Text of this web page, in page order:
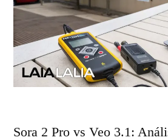
Sora 2 Pro vs Veo 3.1: